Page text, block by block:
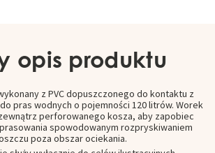
opis produktu
z PVC dopuszczonego do kontaktu z
pras wodnych o pojemności 120 litrów. Worek
perforowanego kosza, aby zapobiec
spowodowanym rozpryskiwaniem
poza obszar ociekania.